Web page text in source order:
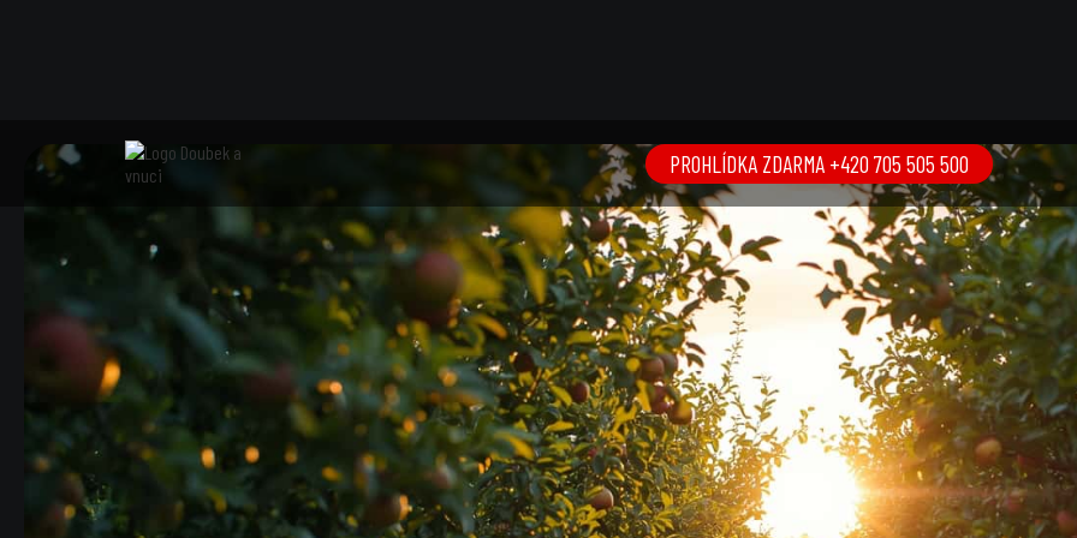
PROHLÍDKA ZDARMA +420 705 505 500